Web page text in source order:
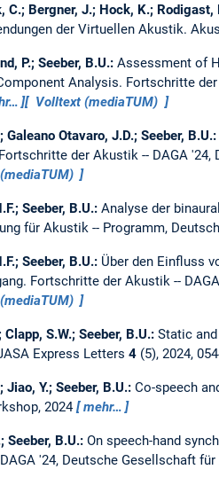
C.; Bergner, J.; Hock, K.;
der Virtuellen Akustik.
P.; Seeber, B.U.: Assessment of
Analysis. Fortschritte der
Volltext (mediaTUM)
Galeano Otavaro, J.D.; Seeber, B.U.:
Fortschritte der Akustik -- DAGA '24,
Seeber, B.U.: Analyse der
für Akustik -- Programm,
Seeber, B.U.: Über den Einfluss
Fortschritte der Akustik --
S.W.; Seeber, B.U.: Static
Express Letters 4(5), 2024,
Jiao, Y.; Seeber, B.U.: Co-speech
2024
mehr…
Seeber, B.U.: On speech-hand
'24, Deutsche Gesellschaft für